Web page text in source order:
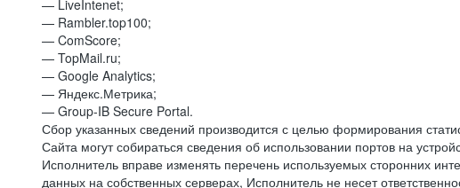
— LiveIntenet;
— Rambler.top100;
— ComScore;
— TopMail.ru;
— Google Analytics;
— Яндекс.Метрика;
— Group-IB Secure Portal.
Сбор указанных сведений производится с целью формирования
Сайта могут собираться сведения об использовании портов на
Исполнитель вправе изменять перечень используемых сторонних
данных на собственных серверах, Исполнитель не несет